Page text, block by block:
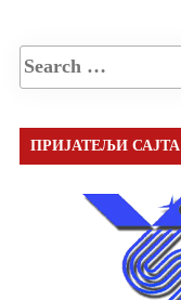
ПРИЈАТЕЉИ САЈТА